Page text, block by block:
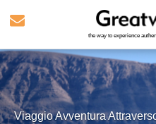
the way to experience
Viaggio Avventura